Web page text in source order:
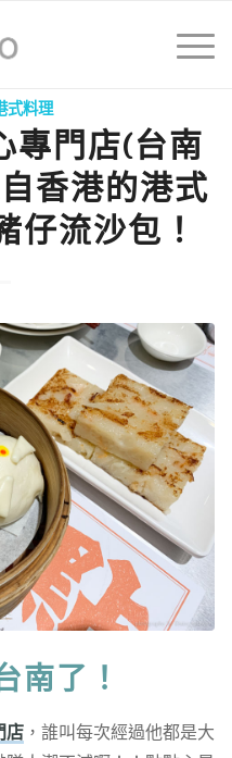
式料理
專門店(台南
香港的港式
仔流沙包！
南了！
店，誰叫每次經過他都是大